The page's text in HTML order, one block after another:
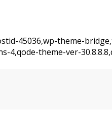
45036,wp-theme-
4,qode-theme-ver-